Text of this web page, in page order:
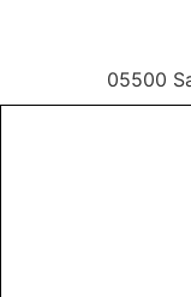
05500